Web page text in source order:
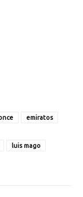
emiratos
luis mago